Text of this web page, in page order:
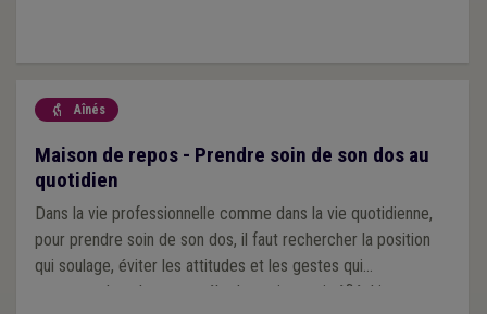
 Aînés
Maison de repos - Prendre soin de son dos au
quotidien
Dans la vie professionnelle comme dans la vie quotidienne,
pour prendre soin de son dos, il faut rechercher la position
qui soulage, éviter les attitudes et les gestes qui
agressent la colonne vertébrale, mais aussi réfléchir aux